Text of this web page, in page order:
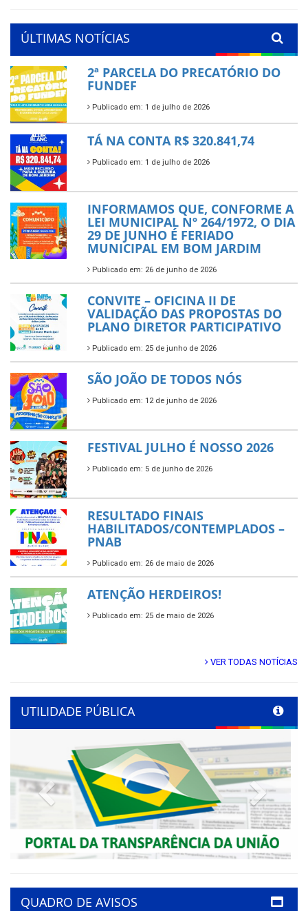
ÚLTIMAS NOTÍCIAS
2ª PARCELA DO PRECATÓRIO DO
FUNDEF
Publicado em: 1 de julho de 2026
TÁ NA CONTA R$ 320.841,74
Publicado em: 1 de julho de 2026
INFORMAMOS QUE, CONFORME A
LEI MUNICIPAL Nº 264/1972, O DIA
29 DE JUNHO É FERIADO
MUNICIPAL EM BOM JARDIM
Publicado em: 26 de junho de 2026
CONVITE – OFICINA II DE
VALIDAÇÃO DAS PROPOSTAS DO
PLANO DIRETOR PARTICIPATIVO
Publicado em: 25 de junho de 2026
SÃO JOÃO DE TODOS NÓS
Publicado em: 12 de junho de 2026
FESTIVAL JULHO É NOSSO 2026
Publicado em: 5 de junho de 2026
RESULTADO FINAIS
HABILITADOS/CONTEMPLADOS –
PNAB
Publicado em: 26 de maio de 2026
ATENÇÃO HERDEIROS!
Publicado em: 25 de maio de 2026
VER TODAS NOTÍCIAS
UTILIDADE PÚBLICA
Previous Next
QUADRO DE AVISOS